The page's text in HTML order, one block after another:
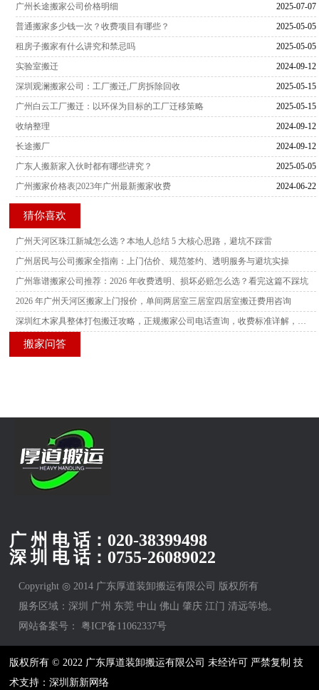
2025-07-07
广州长途搬家公司价格明细
2025-05-05
普通搬家多少钱一次？收费项目有哪些？
2025-05-05
租房子搬家有什么讲究和禁忌吗
2024-09-12
实验室搬迁
2025-05-15
深圳观澜搬家公司：工厂搬迁,厂房拆除回收
2025-05-15
广州白云工厂搬迁：以环保为目标的工厂迁移策略
2024-09-12
收纳整理
2024-09-12
长途搬厂
2025-05-05
广东人搬新家入伙时都有哪些讲究？
2024-06-22
广州搬家价格表|2023年广州最新搬家收费
猜你喜欢
广州天河区珠江新城怎么选？本地人总结 5 大核心思路，避坑不踩雷
广州居民与公司搬家全指南：上门估价、规范签约、透明服务与避坑实操
广州靠谱搬家公司推荐：2026 年收费透明、损坏必赔怎么选？看完这篇不踩坑
2026 年广州天河区搬家上门报价，单间两居室三居室四居室搬迁费用咨询
搬家问答
广 州 电 话： 020-38399498
深 圳 电 话： 0755-26089022
Copyright ◎ 2014 广东厚道装卸搬运有限公司 版权所有
服务区域：深圳 广州 东莞 中山 佛山 肇庆 江门 清远等地。
网站备案号：粤ICP备11062337号
版权所有 © 2022 广东厚道装卸搬运有限公司 未经许可 严禁复制 技
术支持：深圳新新网络